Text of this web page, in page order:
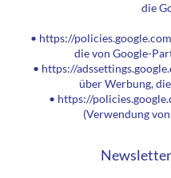
die
• https://
die von Google-
• https://
über Werbung,
• https://
(Verwendung